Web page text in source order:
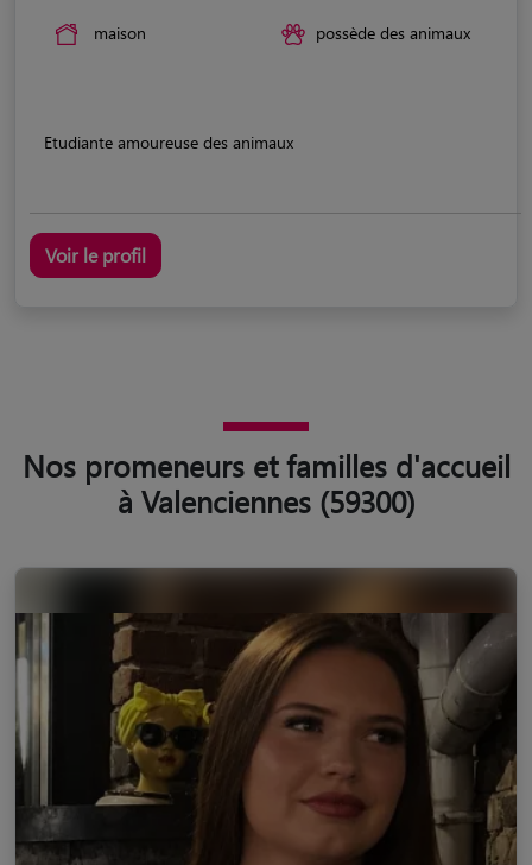
maison possède des animaux
Etudiante amoureuse des animaux
Voir le profil
Nos promeneurs et familles d'accueil
à Valenciennes (59300)